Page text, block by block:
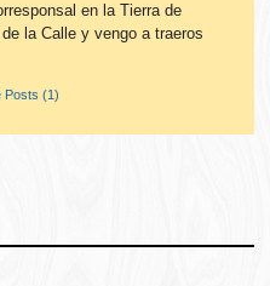
en la Tierra de
la Calle y vengo a traeros
Posts (1)